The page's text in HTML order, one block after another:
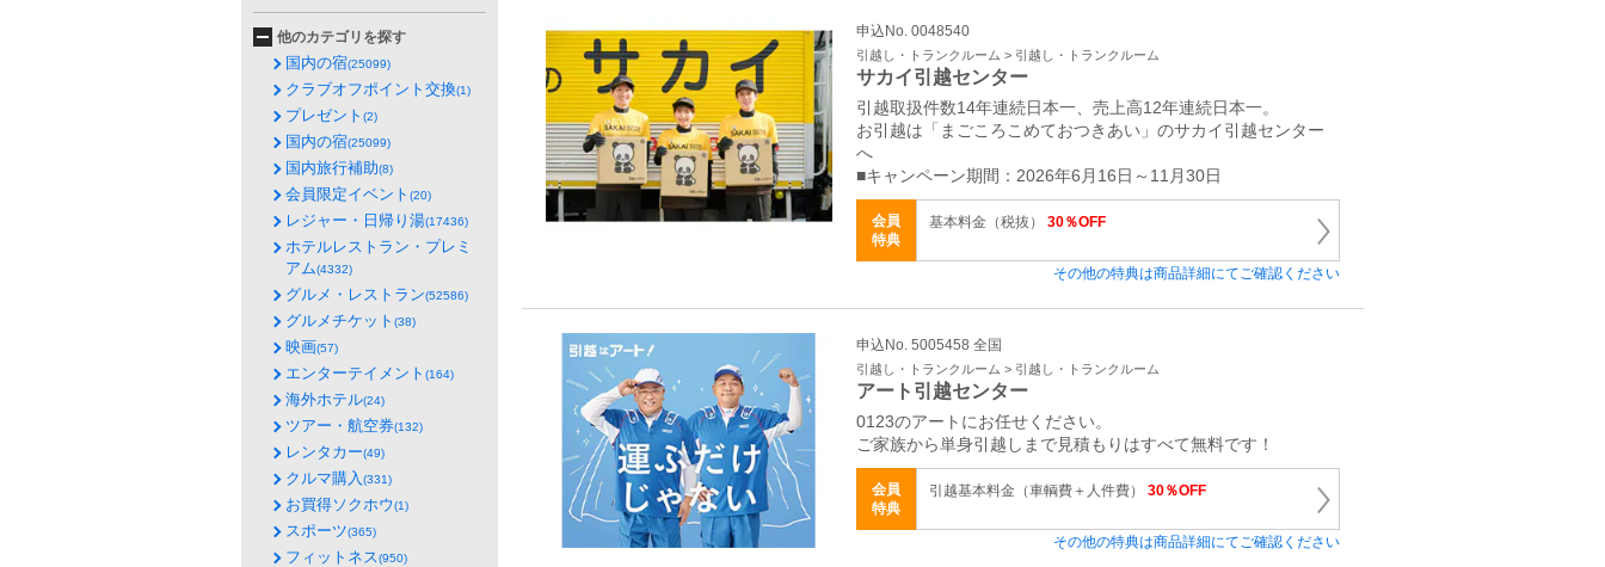
申込No. 0048540
引越し・トランクルーム > 引越し・トランクルーム
サカイ引越センター
引越取扱件数14年連続日本一、売上高12年連続日本一。
お引越は「まごころこめておつきあい」のサカイ引越センター
へ
■キャンペーン期間：2026年6月16日～11月30日
会員
特典
基本料金（税抜） 30％OFF
その他の特典は商品詳細にてご確認ください
申込No. 5005458 全国
引越し・トランクルーム > 引越し・トランクルーム
アート引越センター
0123のアートにお任せください。
ご家族から単身引越しまで見積もりはすべて無料です！
会員
特典
引越基本料金（車輌費＋人件費） 30％OFF
その他の特典は商品詳細にてご確認ください
他のカテゴリを探す
国内の宿(25099)
クラブオフポイント交換(1)
プレゼント (2)
国内の宿(25099)
国内旅行補助(8)
会員限定イベント (20)
レジャー・日帰り湯(17436)
ホテルレストラン・プレミ
アム(4332)
グルメ・レストラン(52586)
グルメチケット (38)
映画(57)
エンターテイメント (164)
海外ホテル(24)
ツアー・航空券(132)
レンタカー(49)
クルマ購入(331)
お買得ソクホウ(1)
スポーツ(365)
フィットネス(950)